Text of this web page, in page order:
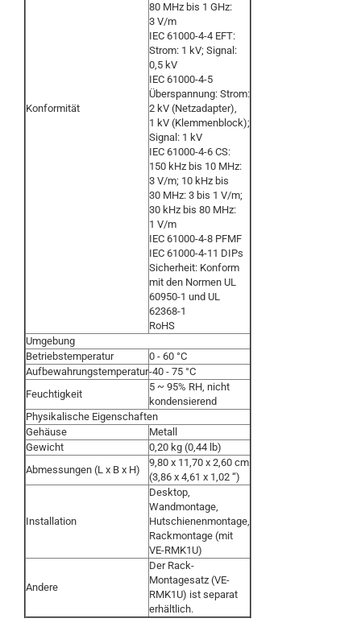
Konformität
80 MHz bis 1 GHz:
3 V/m
IEC 61000-4-4 EFT:
Strom: 1 kV; Signal:
0,5 kV
IEC 61000-4-5
Überspannung: Strom:
2 kV (Netzadapter),
1 kV (Klemmenblock);
Signal: 1 kV
IEC 61000-4-6 CS:
150 kHz bis 10 MHz:
3 V/m; 10 kHz bis
30 MHz: 3 bis 1 V/m;
30 kHz bis 80 MHz:
1 V/m
IEC 61000-4-8 PFMF
IEC 61000-4-11 DIPs
Sicherheit: Konform
mit den Normen UL
60950-1 und UL
62368-1
RoHS
Umgebung
Betriebstemperatur
0 - 60 °C
Aufbewahrungstemperatur-40 - 75 °C
Feuchtigkeit
5 ~ 95% RH, nicht
kondensierend
Physikalische Eigenschaften
Gehäuse
Metall
Gewicht
0,20 kg (0,44 lb)
Abmessungen (L x B x H)
9,80 x 11,70 x 2,60 cm
(3,86 x 4,61 x 1,02 “)
Installation
Desktop,
Wandmontage,
Hutschienenmontage,
Rackmontage (mit
VE-RMK1U)
Andere
Der Rack-
Montagesatz (VE-
RMK1U) ist separat
erhältlich.